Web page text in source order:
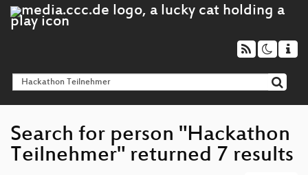
Search for person "Hackathon
Teilnehmer" returned 7 results